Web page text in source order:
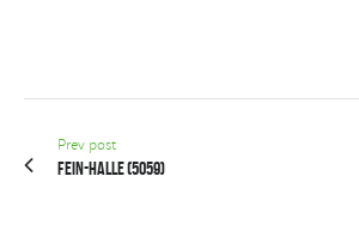
Prev post
FEIN-Halle (5059)